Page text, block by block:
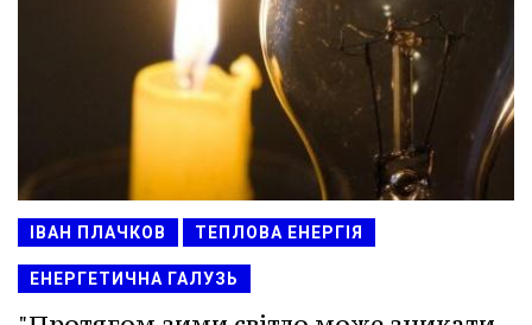
ІВАН ПЛАЧКОВ ТЕПЛОВА ЕНЕРГІЯ
ЕНЕРГЕТИЧНА ГАЛУЗЬ